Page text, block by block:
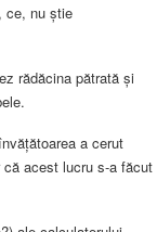
ce, nu știe
rădăcina pătrată și
a cerut
acest lucru s-a făcut